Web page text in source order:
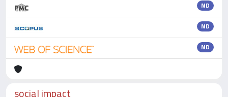
ND
ND
ND
social impact